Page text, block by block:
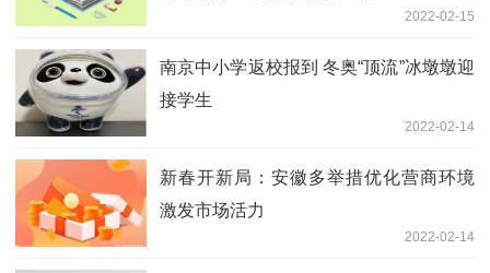
2022-02-15
南京中小学返校报到 冬奥“顶流”冰墩墩迎
接学生
2022-02-14
新春开新局：安徽多举措优化营商环境
激发市场活力
2022-02-14